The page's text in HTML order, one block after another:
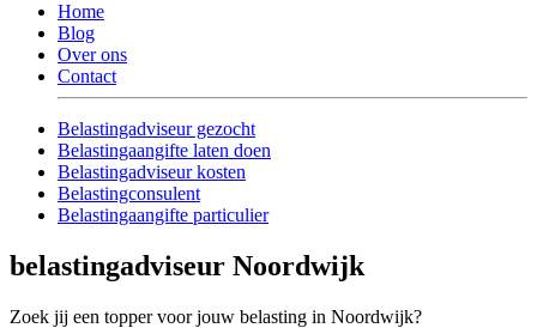
Home
Blog
Over ons
Contact
Belastingadviseur gezocht
Belastingaangifte laten doen
Belastingadviseur kosten
Belastingconsulent
Belastingaangifte particulier
belastingadviseur Noordwijk
Zoek jij een topper voor jouw belasting in Noordwijk?